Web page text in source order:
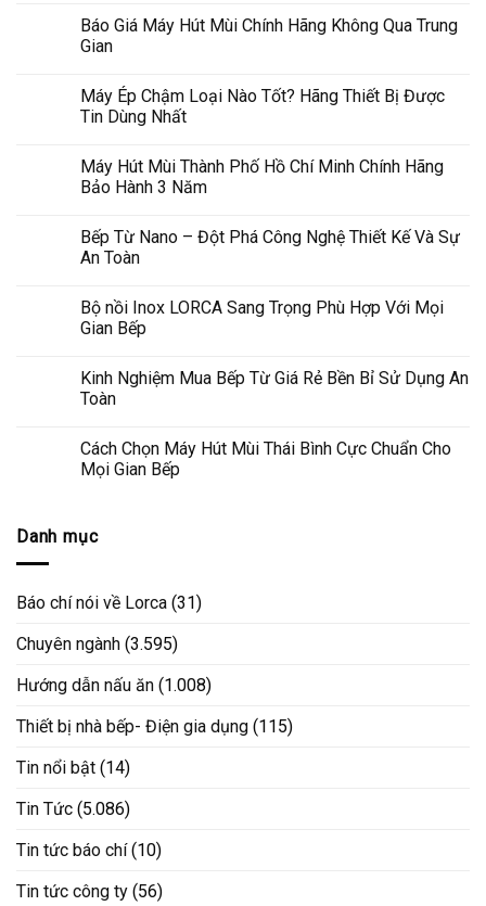
Báo Giá Máy Hút Mùi Chính Hãng Không Qua Trung
Gian
Máy Ép Chậm Loại Nào Tốt? Hãng Thiết Bị Được
Tin Dùng Nhất
Máy Hút Mùi Thành Phố Hồ Chí Minh Chính Hãng
Bảo Hành 3 Năm
Bếp Từ Nano – Đột Phá Công Nghệ Thiết Kế Và Sự
An Toàn
Bộ nồi Inox LORCA Sang Trọng Phù Hợp Với Mọi
Gian Bếp
Kinh Nghiệm Mua Bếp Từ Giá Rẻ Bền Bỉ Sử Dụng An
Toàn
Cách Chọn Máy Hút Mùi Thái Bình Cực Chuẩn Cho
Mọi Gian Bếp
Danh mục
Báo chí nói về Lorca (31)
Chuyên ngành (3.595)
Hướng dẫn nấu ăn (1.008)
Thiết bị nhà bếp- Điện gia dụng (115)
Tin nổi bật (14)
Tin Tức (5.086)
Tin tức báo chí(10)
Tin tức công ty (56)